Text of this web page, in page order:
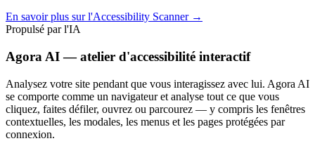
En savoir plus sur l'Accessibility Scanner →
Propulsé par l'IA
Agora AI — atelier d'accessibilité interactif
Analysez votre site pendant que vous interagissez avec lui. Agora AI
se comporte comme un navigateur et analyse tout ce que vous
cliquez, faites défiler, ouvrez ou parcourez — y compris les fenêtres
contextuelles, les modales, les menus et les pages protégées par
connexion.